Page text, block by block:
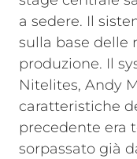
a sedere. Il
sulla base delle
produzione. Il
Nitelites, Andy
caratteristiche
precedente era
sorpassato già